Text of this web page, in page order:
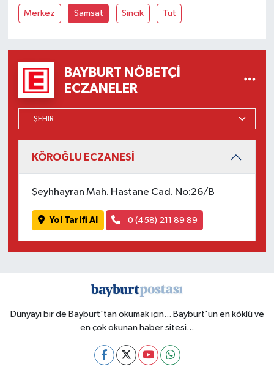
Merkez Samsat Sincik Tut
BAYBURT NÖBETÇI
ECZANELER
KÖROĞLU ECZANESİ
Şeyhhayran Mah. Hastane Cad. No:26/B
Yol Tarifi Al 0 (458) 211 89 89
Dünyayı bir de Bayburt'tan okumak için... Bayburt'un en köklü ve
en çok okunan haber sitesi...